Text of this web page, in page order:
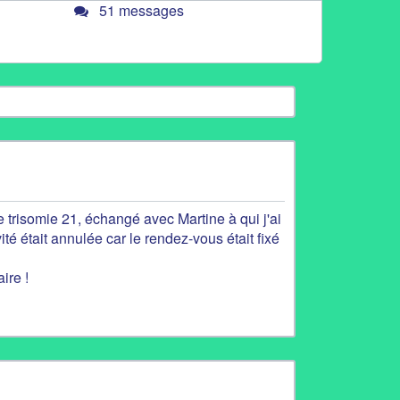
51 messages
21, échangé avec Martine à qui j'ai
était annulée car le rendez-vous était fixé
!